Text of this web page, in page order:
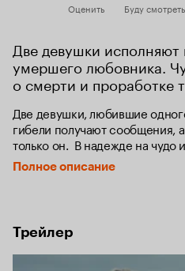
Оценить Буду смотреть
Две девушки
умершего любовника.
о смерти и проработке
Две девушки, любившие
гибели получают сообщения,
только он.  В надежде на чудо
отправиться в путь, который
чтобы открыть тайну, стоящую
Полное описание
Трейлер